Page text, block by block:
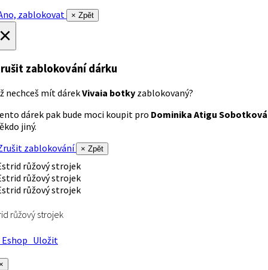
zablokovat
× Zpět
zablokování dárku
nechceš mít dárekVivaia botky zablokovaný?
dárek pak bude moci koupit pro Dominika Atigu Sobotková
jiný.
zablokování
× Zpět
růžový strojek
Uložit